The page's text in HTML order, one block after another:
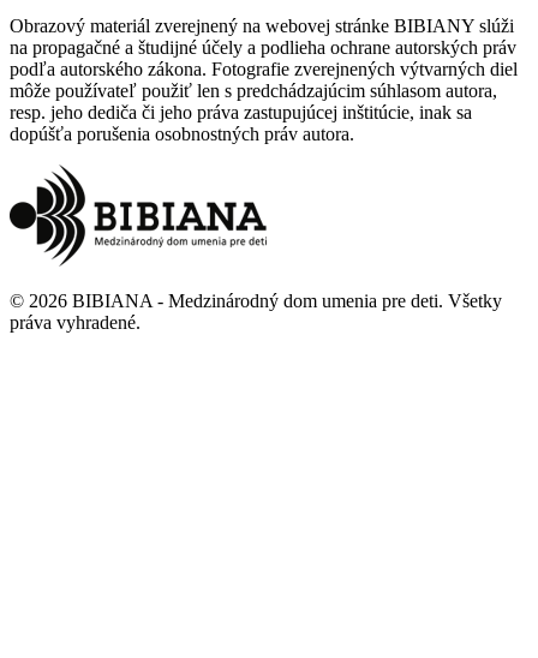
Obrazový materiál zverejnený na webovej stránke BIBIANY slúži
na propagačné a študijné účely a podlieha ochrane autorských práv
podľa autorského zákona. Fotografie zverejnených výtvarných diel
môže používateľ použiť len s predchádzajúcim súhlasom autora,
resp. jeho dediča či jeho práva zastupujúcej inštitúcie, inak sa
dopúšťa porušenia osobnostných práv autora.
© 2026 BIBIANA - Medzinárodný dom umenia pre deti. Všetky
práva vyhradené.